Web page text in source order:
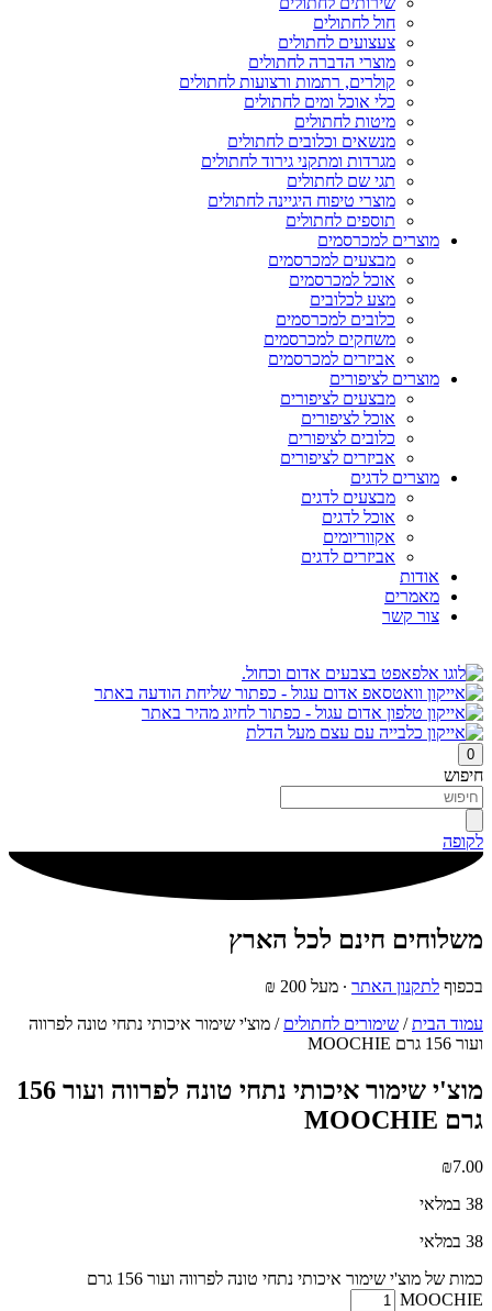
חול לחתולים
צעצועים לחתולים
מוצרי הדברה לחתולים
קולרים, רתמות ורצועות לחתולים
כלי אוכל ומים לחתולים
מיטות לחתולים
מנשאים וכלובים לחתולים
מגרדות ומתקני גירוד לחתולים
תגי שם לחתולים
מוצרי טיפוח היגיינה לחתולים
תוספים לחתולים
מוצרים למכרסמים
מבצעים למכרסמים
אוכל למכרסמים
מצע לכלובים
כלובים למכרסמים
משחקים למכרסמים
אביזרים למכרסמים
מוצרים לציפורים
מבצעים לציפורים
אוכל לציפורים
כלובים לציפורים
אביזרים לציפורים
מוצרים לדגים
מבצעים לדגים
אוכל לדגים
אקווריומים
אביזרים לדגים
אודות
מאמרים
צור קשר
0
חיפוש
לקופה
משלוחים חינם לכל הארץ
בכפוף לתקנון האתר ∙ מעל 200 ₪
עמוד הבית/ שימורים לחתולים / מוצ'י שימור איכותי נתחי טונה לפרווה
ועור 156 גרם MOOCHIE
מוצ'י שימור איכותי נתחי טונה לפרווה ועור 156
גרם MOOCHIE
₪7.00
38 במלאי
38 במלאי
כמות של מוצ'י שימור איכותי נתחי טונה לפרווה ועור 156 גרם
MOOCHIE